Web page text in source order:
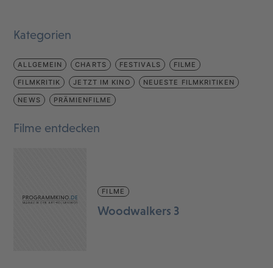
Kategorien
ALLGEMEIN CHARTS FESTIVALS FILME
FILMKRITIK JETZT IM KINO NEUESTE FILMKRITIKEN
NEWS PRÄMIENFILME
Filme entdecken
FILME
Woodwalkers 3